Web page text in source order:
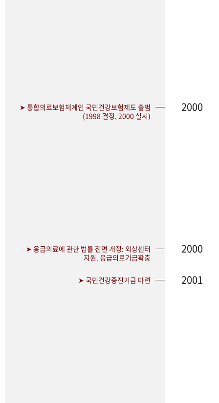
➤ 통합의료보험체계인 국민건강보험제도 출범
(1998 결정, 2000 실시)
2000
➤ 응급의료에 관한 법률 전면 개정: 외상센터
지원. 응급의료기금확충
2000
➤ 국민건강증진기금 마련 2001